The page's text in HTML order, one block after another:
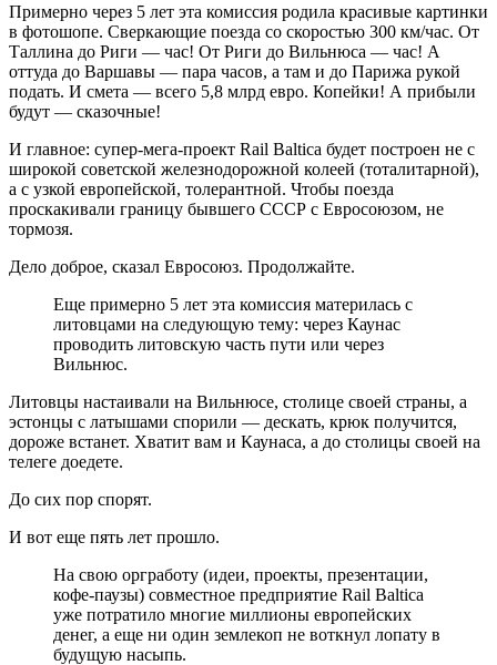
Примерно через 5 лет эта комиссия родила красивые картинки
в фотошопе. Сверкающие поезда со скоростью 300 км/час. От
Таллина до Риги — час! От Риги до Вильнюса — час! А
оттуда до Варшавы — пара часов, а там и до Парижа рукой
подать. И смета — всего 5,8 млрд евро. Копейки! А прибыли
будут — сказочные!
И главное: супер-мега-проект Rail Baltica будет построен не с
широкой советской железнодорожной колеей (тоталитарной),
а с узкой европейской, толерантной. Чтобы поезда
проскакивали границу бывшего СССР с Евросоюзом, не
тормозя.
Дело доброе, сказал Евросоюз. Продолжайте.
Еще примерно 5 лет эта комиссия материлась с
литовцами на следующую тему: через Каунас
проводить литовскую часть пути или через
Вильнюс.
Литовцы настаивали на Вильнюсе, столице своей страны, а
эстонцы с латышами спорили — дескать, крюк получится,
дороже встанет. Хватит вам и Каунаса, а до столицы своей на
телеге доедете.
До сих пор спорят.
И вот еще пять лет прошло.
На свою оргработу (идеи, проекты, презентации,
кофе-паузы) совместное предприятие Rail Baltica
уже потратило многие миллионы европейских
денег, а еще ни один землекоп не воткнул лопату в
будущую насыпь.